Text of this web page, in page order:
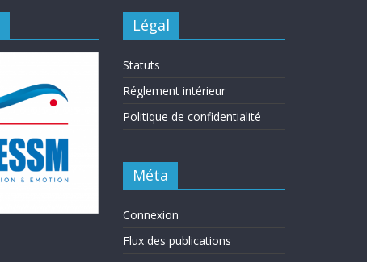
Légal
Statuts
Réglement intérieur
Politique de confidentialité
Méta
Connexion
Flux des publications